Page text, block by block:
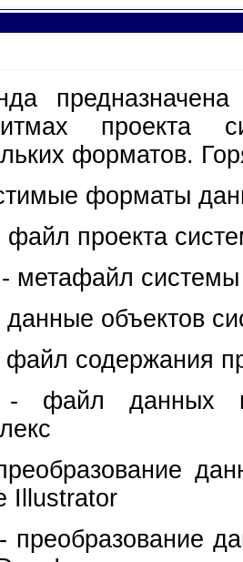
форматов.
форматы
файл проекта
метафайл
данные объектов
файл содержания
файл данных и
Illustrator
преобразование